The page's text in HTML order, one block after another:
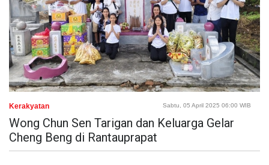
Kerakyatan Sabtu, 05 April 2025 06:00 WIB
Wong Chun Sen Tarigan dan Keluarga Gelar
Cheng Beng di Rantauprapat